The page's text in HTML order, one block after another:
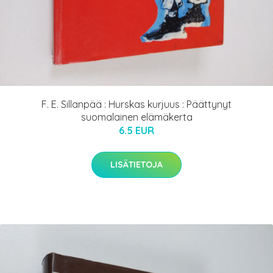
F. E. Sillanpää : Hurskas kurjuus : Päättynyt
suomalainen elämäkerta
6.5 EUR
LISÄTIETOJA